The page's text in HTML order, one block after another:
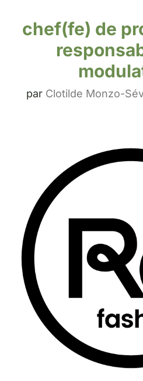
chef(fe) de
par Clotilde Monzo-